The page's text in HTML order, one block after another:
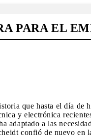
PARA EL
que hasta el día de
y electrónica
adaptado a las
confió de nuevo en